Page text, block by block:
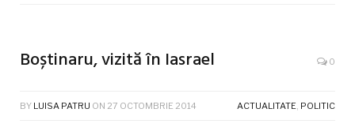
Boștinaru, vizită în Iasrael 0
BY LUISA PATRU ON 27 OCTOMBRIE 2014 ACTUALITATE POLITIC